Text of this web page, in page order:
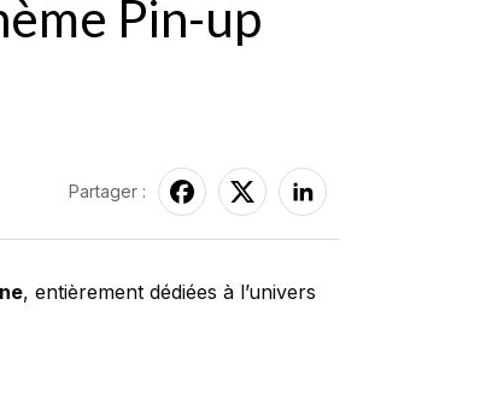
Pin-up
Partager :
, entièrement dédiées à l’univers